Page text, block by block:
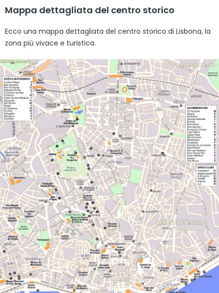
Mappa dettagliata del centro storico
Ecco una mappa dettagliata del centro storico di Lisbona, la
zona più vivace e turistica.